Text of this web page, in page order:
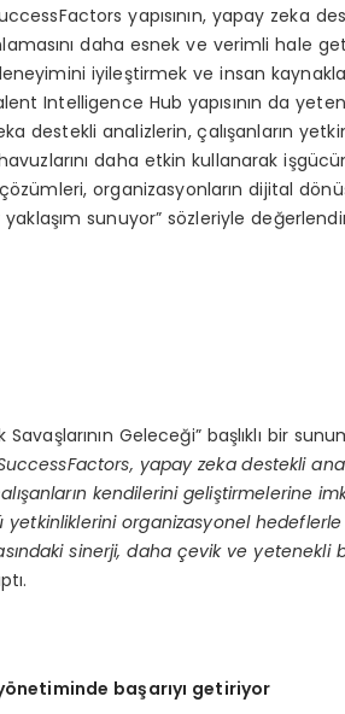
yapısının, yapay zeka
daha esnek ve verimli hale
iyileştirmek ve insan
Intelligence Hub yapısının da
destekli analizlerin, çalışanların
daha etkin kullanarak
organizasyonların dijital
sunuyor” sözleriyle
Geleceği” başlıklı bir
yapay zeka destekli
kendilerini geliştirmelerine
organizasyonel
sinerji, daha çevik ve yetenekli
başarıyı getiriyor